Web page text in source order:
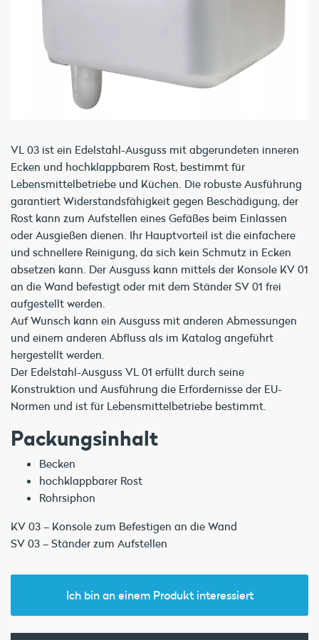
VL 03 ist ein Edelstahl-Ausguss mit abgerundeten inneren
Ecken und hochklappbarem Rost, bestimmt für
Lebensmittelbetriebe und Küchen. Die robuste Ausführung
garantiert Widerstandsfähigkeit gegen Beschädigung, der
Rost kann zum Aufstellen eines Gefäßes beim Einlassen
oder Ausgießen dienen. Ihr Hauptvorteil ist die einfachere
und schnellere Reinigung, da sich kein Schmutz in Ecken
absetzen kann. Der Ausguss kann mittels der Konsole KV 01
an die Wand befestigt oder mit dem Ständer SV 01 frei
aufgestellt werden.
Auf Wunsch kann ein Ausguss mit anderen Abmessungen
und einem anderen Abfluss als im Katalog angeführt
hergestellt werden.
Der Edelstahl-Ausguss VL 01 erfüllt durch seine
Konstruktion und Ausführung die Erfordernisse der EU-
Normen und ist für Lebensmittelbetriebe bestimmt.
Packungsinhalt
Becken
hochklappbarer Rost
Rohrsiphon
KV 03 – Konsole zum Befestigen an die Wand
SV 03 – Ständer zum Aufstellen
Ich bin an einem Produkt interessiert